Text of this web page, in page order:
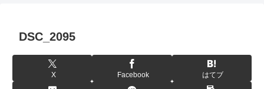
DSC_2095
X Facebook はてブ